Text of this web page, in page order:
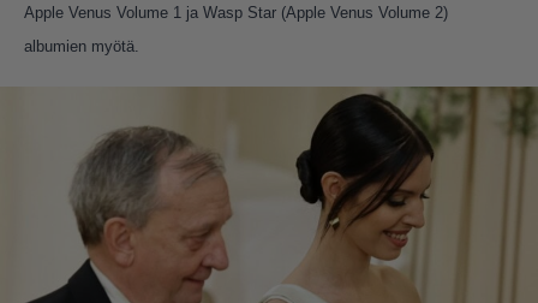
Apple Venus Volume 1 ja Wasp Star (Apple Venus Volume 2)
albumien myötä.